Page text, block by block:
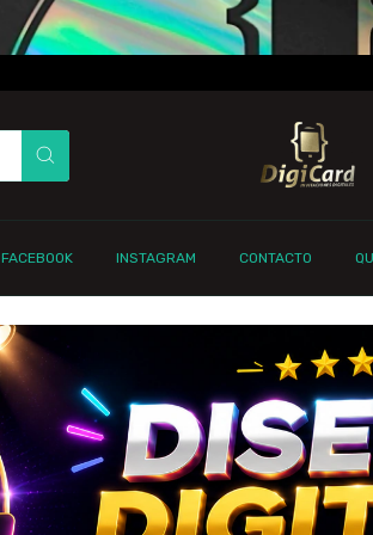
FACEBOOK INSTAGRAM CONTACTO